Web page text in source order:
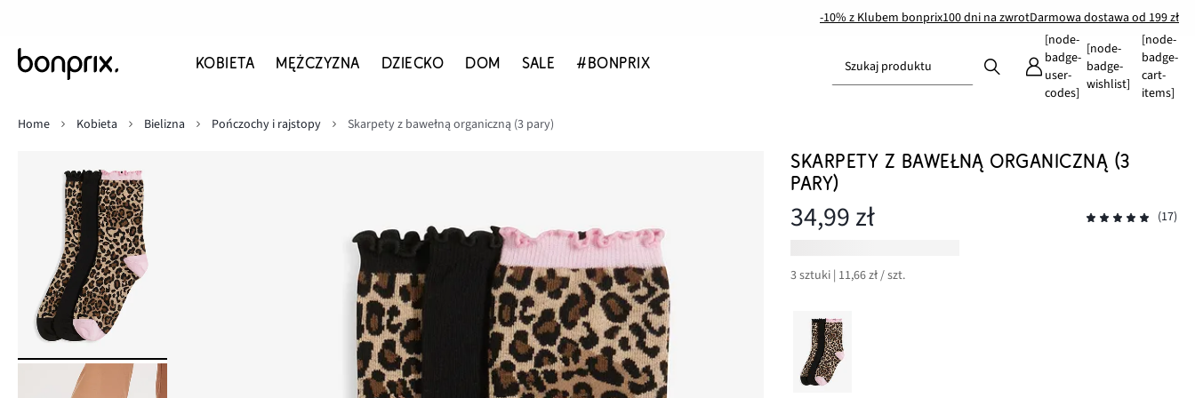
-10% z Klubem bonprix100 dni na zwrotDarmowa dostawa od 199 zł
KOBIETA MĘŻCZYZNA DZIECKO DOM SALE #BONPRIX Szukaj produktu
[node-
badge-
user-
codes]
[node-
badge-
wishlist]
[node-
badge-
cart-
items]
Home
Kobieta Bielizna Pończochy i rajstopy Skarpety z bawełną organiczną (3 pary)
SKARPETY Z BAWEŁNĄ ORGANICZNĄ (3
PARY)
34,99 zł (17)
3 sztuki | 11,66 zł / szt.